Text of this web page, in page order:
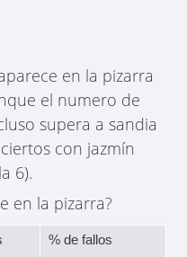
en la pizarra
el numero de
supera a sandia
con jazmín
6).
en la pizarra?
% de fallos